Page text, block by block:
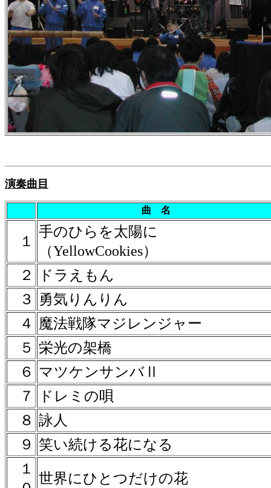
演奏曲目
曲 名
１
手のひらを太陽に
（YellowCookies）
２
ドラえもん
３
勇気りんりん
４ 魔法戦隊マジレンジャー
５ 栄光の架橋
６ マツケンサンバⅡ
７
ドレミの唄
８ 詠人
９ 笑い続ける花になる
１
世界にひとつだけの花